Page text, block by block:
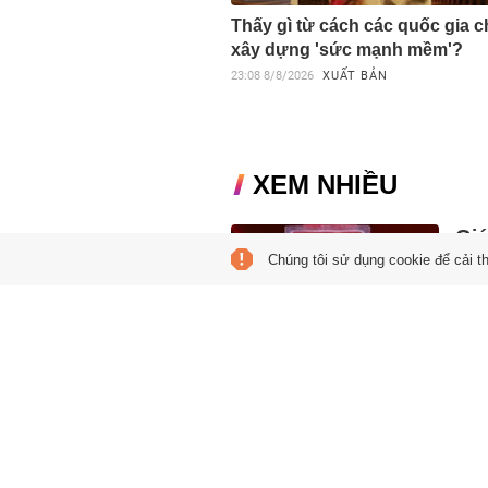
Thấy gì từ cách các quốc gia
xây dựng 'sức mạnh mềm'?
23:08 8/8/2026 XUẤT BẢN
XEM NHIỀU
Chúng tôi sử dụng cookie để cải